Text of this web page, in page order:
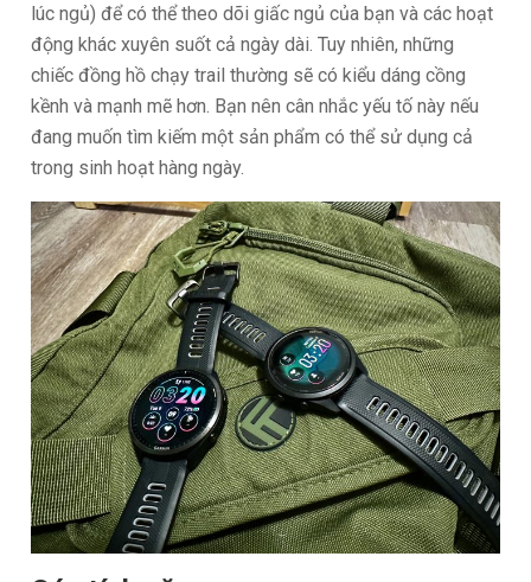
lúc ngủ) để có thể theo dõi giấc ngủ của bạn và các hoạt
động khác xuyên suốt cả ngày dài. Tuy nhiên, những
chiếc đồng hồ chạy trail thường sẽ có kiểu dáng cồng
kềnh và mạnh mẽ hơn. Bạn nên cân nhắc yếu tố này nếu
đang muốn tìm kiếm một sản phẩm có thể sử dụng cả
trong sinh hoạt hàng ngày.